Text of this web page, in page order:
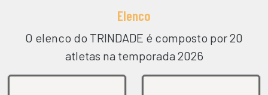
Elenco
O elenco do TRINDADE é composto por 20
atletas na temporada 2026